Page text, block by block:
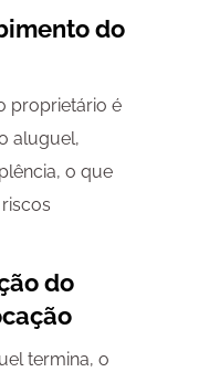
do
proprietário é
aluguel,
o que
do
termina, o